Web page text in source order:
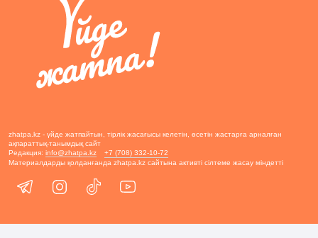
zhatpa.kz - үйде жатпайтын, тірлік жасағысы келетін, өсетін жастарға арналған
ақпараттық-танымдық сайт
Редакция: info@zhatpa.kz
+7 (708) 332-10-72
Материалдарды қолданғанда zhatpa.kz сайтына активті сілтеме жасау міндетті